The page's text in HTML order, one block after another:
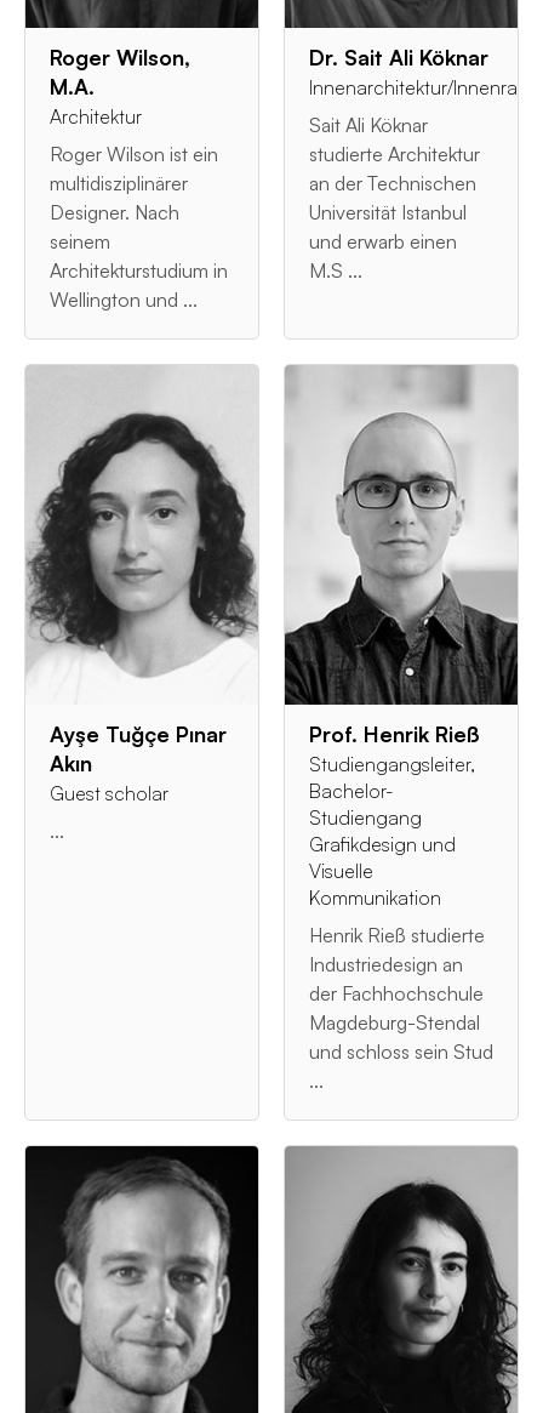
Roger Wilson,
M.A.
Architektur
Roger Wilson ist ein
multidisziplinärer
Designer. Nach
seinem
Architekturstudium in
Wellington und ...
Dr. Sait Ali Köknar
Innenarchitektur/
Sait Ali Köknar
studierte Architektur
an der Technischen
Universität Istanbul
und erwarb einen
M.S ...
Ayşe Tuğçe Pınar
Akın
Guest scholar
...
Prof. Henrik Rieß
Studiengangsleiter,
Bachelor-
Studiengang
Grafikdesign und
Visuelle
Kommunikation
Henrik Rieß studierte
Industriedesign an
der Fachhochschule
Magdeburg-Stendal
und schloss sein Stud
...